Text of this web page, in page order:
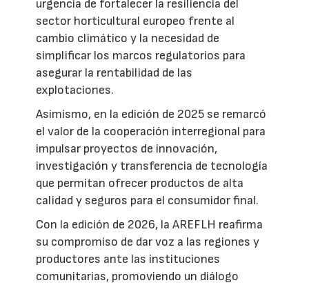
urgencia de fortalecer la resiliencia del
sector horticultural europeo frente al
cambio climático y la necesidad de
simplificar los marcos regulatorios para
asegurar la rentabilidad de las
explotaciones.
Asimismo, en la edición de 2025 se remarcó
el valor de la cooperación interregional para
impulsar proyectos de innovación,
investigación y transferencia de tecnología
que permitan ofrecer productos de alta
calidad y seguros para el consumidor final.
Con la edición de 2026, la AREFLH reafirma
su compromiso de dar voz a las regiones y
productores ante las instituciones
comunitarias, promoviendo un diálogo